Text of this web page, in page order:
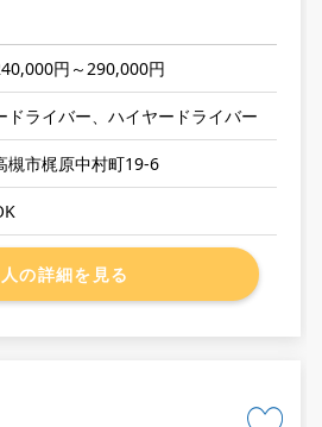
円～290,000円
ドライバー、ハイヤードライバー
槻市梶原中村町19-6
の詳細を見る